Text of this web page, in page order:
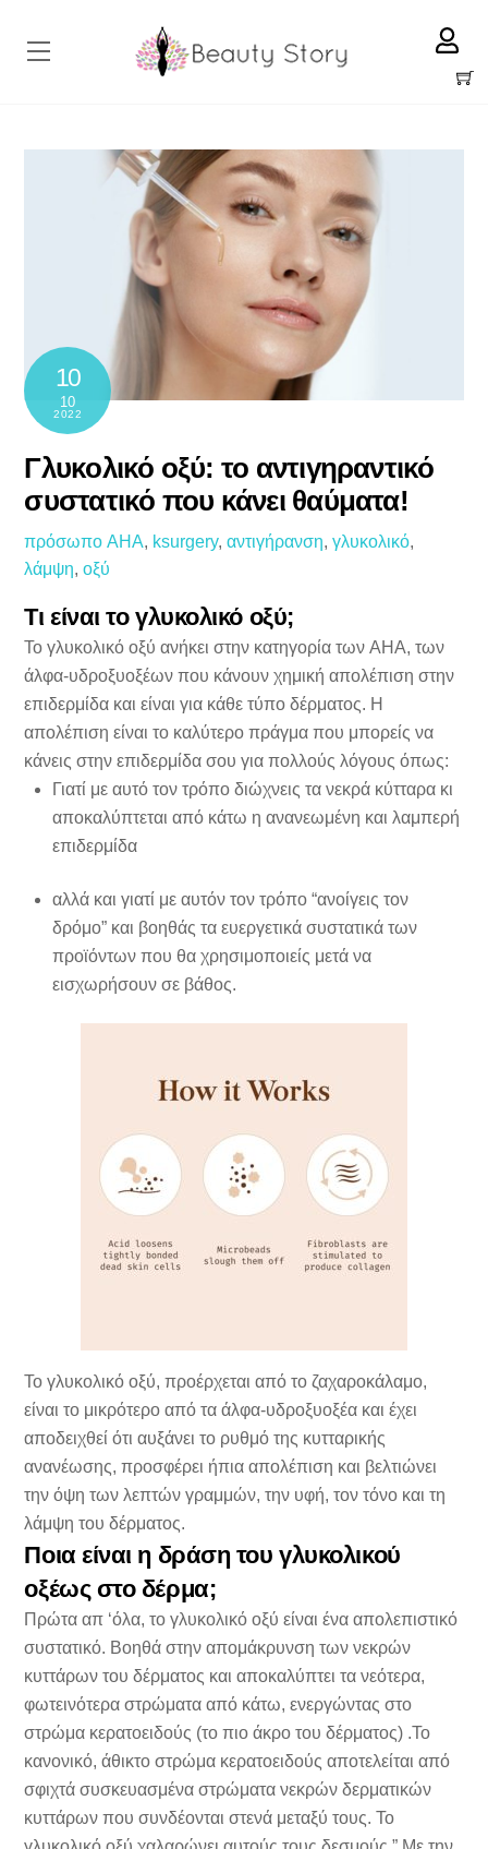
Menu
Cart
10
10
2022
Γλυκολικό οξύ: το αντιγηραντικό
συστατικό που κάνει θαύματα!
πρόσωπο AHA, ksurgery,αντιγήρανση,γλυκολικό,
λάμψη,οξύ
Τι είναι το γλυκολικό οξύ;
Το γλυκολικό οξύ ανήκει στην κατηγορία των AHA, των
άλφα-υδροξυοξέων που κάνουν χημική απολέπιση στην
επιδερμίδα και είναι για κάθε τύπο δέρματος. Η
απολέπιση είναι το καλύτερο πράγμα που μπορείς να
κάνεις στην επιδερμίδα σου για πολλούς λόγους όπως:
Γιατί με αυτό τον τρόπο διώχνεις τα νεκρά κύτταρα κι
αποκαλύπτεται από κάτω η ανανεωμένη και λαμπερή
επιδερμίδα
αλλά και γιατί με αυτόν τον τρόπο “ανοίγεις τον
δρόμο” και βοηθάς τα ευεργετικά συστατικά των
προϊόντων που θα χρησιμοποιείς μετά να
εισχωρήσουν σε βάθος.
Το γλυκολικό οξύ, προέρχεται από το ζαχαροκάλαμο,
είναι το μικρότερο από τα άλφα-υδροξυοξέα και έχει
αποδειχθεί ότι αυξάνει το ρυθμό της κυτταρικής
ανανέωσης, προσφέρει ήπια απολέπιση και βελτιώνει
την όψη των λεπτών γραμμών, την υφή, τον τόνο και τη
λάμψη του δέρματος.
Ποια είναι η δράση του γλυκολικού
οξέως στο δέρμα;
Πρώτα απ ‘όλα, το γλυκολικό οξύ είναι ένα απολεπιστικό
συστατικό. Βοηθά στην απομάκρυνση των νεκρών
κυττάρων του δέρματος και αποκαλύπτει τα νεότερα,
φωτεινότερα στρώματα από κάτω, ενεργώντας στο
στρώμα κερατοειδούς (το πιο άκρο του δέρματος) .Το
κανονικό, άθικτο στρώμα κερατοειδούς αποτελείται από
σφιχτά συσκευασμένα στρώματα νεκρών δερματικών
κυττάρων που συνδέονται στενά μεταξύ τους. Το